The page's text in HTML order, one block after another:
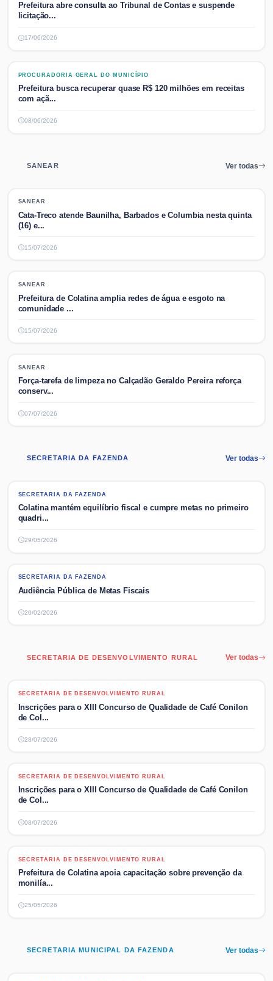
Prefeitura abre consulta ao Tribunal de Contas e suspende
licitação...
17/06/2026
PROCURADORIA GERAL DO MUNICÍPIO
PROCURADORIA GERAL DO MUNICÍPIO
Prefeitura busca recuperar quase R$ 120 milhões em receitas
com açã...
08/06/2026
SANEAR Ver todas
SANEAR
SANEAR
Cata-Treco atende Baunilha, Barbados e Columbia nesta quinta
(16) e...
15/07/2026
SANEAR
SANEAR
Prefeitura de Colatina amplia redes de água e esgoto na
comunidade ...
15/07/2026
SANEAR
SANEAR
Força-tarefa de limpeza no Calçadão Geraldo Pereira reforça
conserv...
07/07/2026
SECRETARIA DA FAZENDA Ver todas
SECRETARIA DA FAZENDA
SECRETARIA DA FAZENDA
Colatina mantém equilíbrio fiscal e cumpre metas no primeiro
quadri...
29/05/2026
SECRETARIA DA FAZENDA
SECRETARIA DA FAZENDA
Audiência Pública de Metas Fiscais
20/02/2026
SECRETARIA DE DESENVOLVIMENTO RURAL Ver todas
SECRETARIA DE DESENVOLVIMENTO RURAL
SECRETARIA DE DESENVOLVIMENTO RURAL
Inscrições para o XIII Concurso de Qualidade de Café Conilon
de Col...
28/07/2026
SECRETARIA DE DESENVOLVIMENTO RURAL
SECRETARIA DE DESENVOLVIMENTO RURAL
Inscrições para o XIII Concurso de Qualidade de Café Conilon
de Col...
08/07/2026
SECRETARIA DE DESENVOLVIMENTO RURAL
SECRETARIA DE DESENVOLVIMENTO RURAL
Prefeitura de Colatina apoia capacitação sobre prevenção da
monilía...
25/05/2026
SECRETARIA MUNICIPAL DA FAZENDA Ver todas